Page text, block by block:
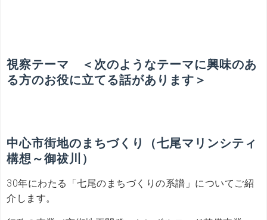
視察テーマ ＜次のようなテーマに興味のあ
る方のお役に立てる話があります＞
中心市街地のまちづくり（七尾マリンシティ
構想～御祓川）
30年にわたる「七尾のまちづくりの系譜」についてご紹
介します。